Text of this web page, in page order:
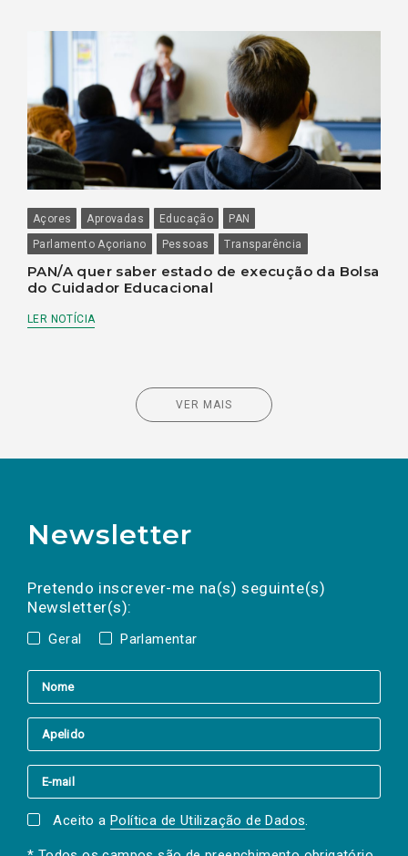
Açores Aprovadas Educação
PAN
Parlamento Açoriano
Pessoas Transparência
PAN/A quer saber estado de execução da Bolsa
do Cuidador Educacional
LER NOTÍCIA
VER MAIS
Newsletter
Pretendo inscrever-me na(s) seguinte(s)
Newsletter(s):
Geral Parlamentar
a(s) newsletter(s).
mail
Aceito a Política de Utilização de Dados.